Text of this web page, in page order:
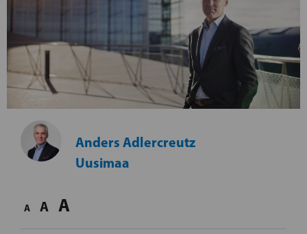
Anders Adlercreutz
Uusimaa
A A A